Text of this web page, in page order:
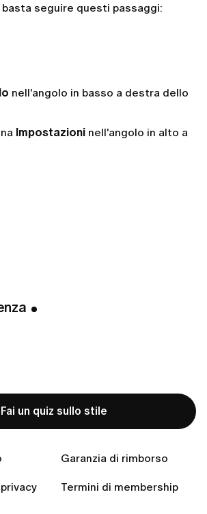
Fai un quiz sullo stile
Garanzia di rimborso
Termini di membership
seguire questi passaggi:
Io nell'angolo in basso a destra dello
Impostazioni nell'angolo in alto a
aiuto per creare una password